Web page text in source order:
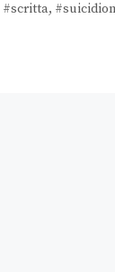
#scritta,